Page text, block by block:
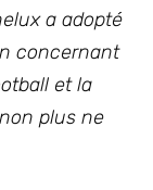
a adopté
concernant
et la
plus ne